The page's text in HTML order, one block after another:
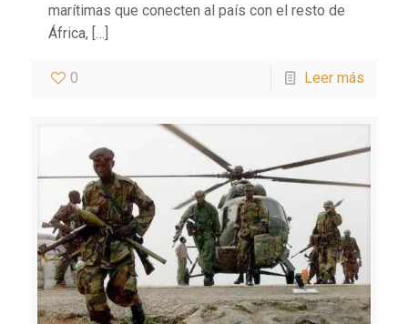
marítimas que conecten al país con el resto de
África, […]
0 Leer más